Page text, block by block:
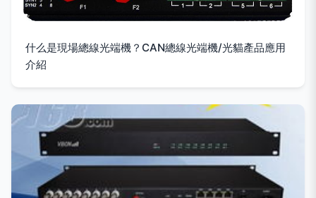
什么是現場總線光端機？CAN總線光端機/光貓產品應用
介紹